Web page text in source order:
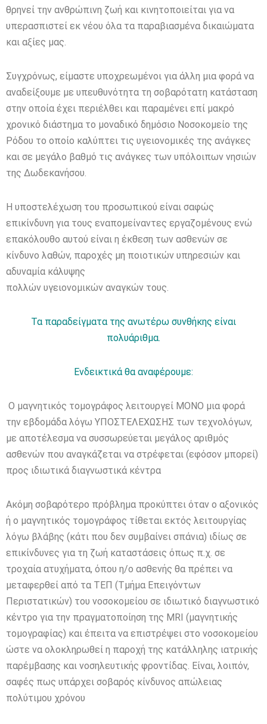
θρηνεί την ανθρώπινη ζωή και κινητοποιείται για να
υπερασπιστεί εκ νέου όλα τα παραβιασμένα δικαιώματα
και αξίες μας.
Συγχρόνως, είμαστε υποχρεωμένοι για άλλη μια φορά να
αναδείξουμε με υπευθυνότητα τη σοβαρότατη κατάσταση
στην οποία έχει περιέλθει και παραμένει επί μακρό
χρονικό διάστημα το μοναδικό δημόσιο Νοσοκομείο της
Ρόδου το οποίο καλύπτει τις υγειονομικές της ανάγκες
και σε μεγάλο βαθμό τις ανάγκες των υπόλοιπων νησιών
της Δωδεκανήσου.
Η υποστελέχωση του προσωπικού είναι σαφώς
επικίνδυνη για τους εναπομείναντες εργαζομένους ενώ
επακόλουθο αυτού είναι η έκθεση των ασθενών σε
κίνδυνο λαθών, παροχές μη ποιοτικών υπηρεσιών και
αδυναμία κάλυψης
πολλών υγειονομικών αναγκών τους.
Τα παραδείγματα της ανωτέρω συνθήκης είναι
πολυάριθμα.
Ενδεικτικά θα αναφέρουμε:
Ο μαγνητικός τομογράφος λειτουργεί ΜΟΝΟ μια φορά
την εβδομάδα λόγω ΥΠΟΣΤΕΛΕΧΩΣΗΣ των τεχνολόγων,
με αποτέλεσμα να συσσωρεύεται μεγάλος αριθμός
ασθενών που αναγκάζεται να στρέφεται (εφόσον μπορεί)
προς ιδιωτικά διαγνωστικά κέντρα
Ακόμη σοβαρότερο πρόβλημα προκύπτει όταν ο αξονικός
ή ο μαγνητικός τομογράφος τίθεται εκτός λειτουργίας
λόγω βλάβης (κάτι που δεν συμβαίνει σπάνια) ιδίως σε
επικίνδυνες για τη ζωή καταστάσεις όπως π.χ. σε
τροχαία ατυχήματα, όπου η/ο ασθενής θα πρέπει να
μεταφερθεί από τα ΤΕΠ (Τμήμα Επειγόντων
Περιστατικών) του νοσοκομείου σε ιδιωτικό διαγνωστικό
κέντρο για την πραγματοποίηση της MRI (μαγνητικής
τομογραφίας) και έπειτα να επιστρέψει στο νοσοκομείου
ώστε να ολοκληρωθεί η παροχή της κατάλληλης ιατρικής
παρέμβασης και νοσηλευτικής φροντίδας. Είναι, λοιπόν,
σαφές πως υπάρχει σοβαρός κίνδυνος απώλειας
πολύτιμου χρόνου